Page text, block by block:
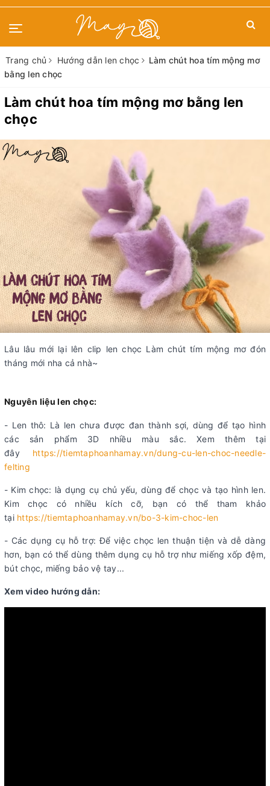
Trang chủ Hướng dẫn len chọc
Làm chút hoa tím mộng mơ
bằng len chọc
Làm chút hoa tím mộng mơ bằng len
chọc
Lâu lâu mới lại lên clip len chọc Làm chút tím mộng mơ đón
tháng mới nha cả nhà~
Nguyên liệu len chọc:
- Len thô: Là len chưa được đan thành sợi, dùng để tạo hình
các sản phẩm 3D nhiều màu sắc. Xem thêm tại
đây https://tiemtaphoanhamay.vn/dung-cu-len-choc-needle-
felting
- Kim chọc: là dụng cụ chủ yếu, dùng để chọc và tạo hình len.
Kim chọc có nhiều kích cỡ, bạn có thể tham khảo
tại https://tiemtaphoanhamay.vn/bo-3-kim-choc-len
- Các dụng cụ hỗ trợ: Để việc chọc len thuận tiện và dễ dàng
hơn, bạn có thể dùng thêm dụng cụ hỗ trợ như miếng xốp đệm,
bút chọc, miếng bảo vệ tay...
Xem video hướng dẫn: